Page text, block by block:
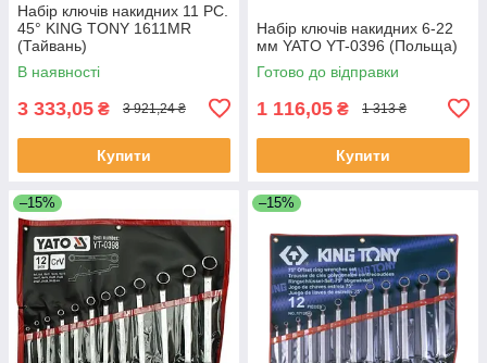
Набір ключів накидних 11 PC.
45° KING TONY 1611MR
(Тайвань)
В наявності
3 333,05 ₴ 3 921,24 ₴
Купити
Набір ключів накидних 6-22
мм YATO YT-0396 (Польща)
Готово до відправки
1 116,05 ₴ 1 313 ₴
Купити
–15% –15%